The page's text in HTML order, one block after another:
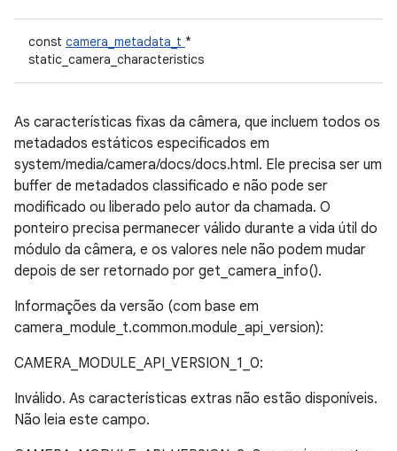
const camera_metadata_t *
static_camera_characteristics
As características fixas da câmera, que incluem todos os
metadados estáticos especificados em
system/media/camera/docs/docs.html. Ele precisa ser um
buffer de metadados classificado e não pode ser
modificado ou liberado pelo autor da chamada. O
ponteiro precisa permanecer válido durante a vida útil do
módulo da câmera, e os valores nele não podem mudar
depois de ser retornado por get_camera_info().
Informações da versão (com base em
camera_module_t.common.module_api_version):
CAMERA_MODULE_API_VERSION_1_0:
Inválido. As características extras não estão disponíveis.
Não leia este campo.